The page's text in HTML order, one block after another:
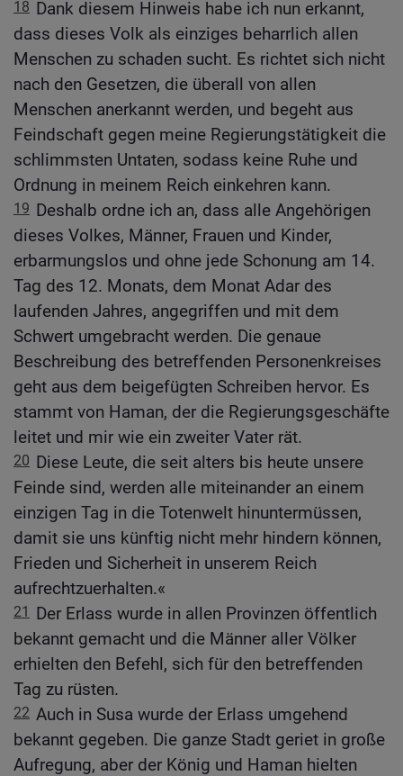
18 Dank diesem Hinweis habe ich nun erkannt,
dass dieses Volk als einziges beharrlich allen
Menschen zu schaden sucht. Es richtet sich nicht
nach den Gesetzen, die überall von allen
Menschen anerkannt werden, und begeht aus
Feindschaft gegen meine Regierungstätigkeit die
schlimmsten Untaten, sodass keine Ruhe und
Ordnung in meinem Reich einkehren kann.
19 Deshalb ordne ich an, dass alle Angehörigen
dieses Volkes, Männer, Frauen und Kinder,
erbarmungslos und ohne jede Schonung am 14.
Tag des 12. Monats, dem Monat Adar des
laufenden Jahres, angegriffen und mit dem
Schwert umgebracht werden. Die genaue
Beschreibung des betreffenden Personenkreises
geht aus dem beigefügten Schreiben hervor. Es
stammt von Haman, der die Regierungsgeschäfte
leitet und mir wie ein zweiter Vater rät.
20 Diese Leute, die seit alters bis heute unsere
Feinde sind, werden alle miteinander an einem
einzigen Tag in die Totenwelt hinuntermüssen,
damit sie uns künftig nicht mehr hindern können,
Frieden und Sicherheit in unserem Reich
aufrechtzuerhalten.«
21 Der Erlass wurde in allen Provinzen öffentlich
bekannt gemacht und die Männer aller Völker
erhielten den Befehl, sich für den betreffenden
Tag zu rüsten.
22 Auch in Susa wurde der Erlass umgehend
bekannt gegeben. Die ganze Stadt geriet in große
Aufregung, aber der König und Haman hielten